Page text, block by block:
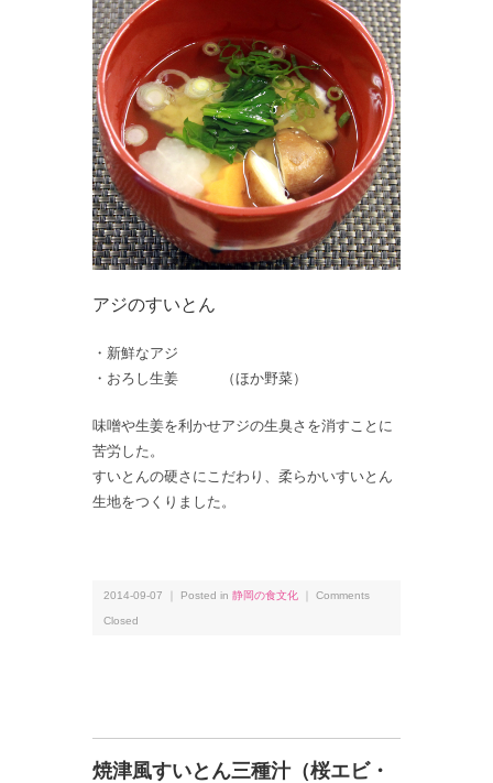
アジのすいとん
・新鮮なアジ
・おろし生姜 （ほか野菜）
味噌や生姜を利かせアジの生臭さを消すことに
苦労した。
すいとんの硬さにこだわり、柔らかいすいとん
生地をつくりました。
2014-09-07 ｜ Posted in 静岡の食文化 Comments
Closed
焼津風すいとん三種汁（桜エビ・